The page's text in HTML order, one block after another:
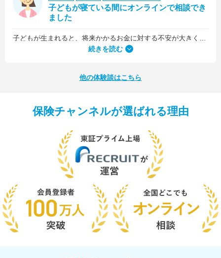
子どもが寝ている間にオンラインで相談でき
ました
何より、とても親身になって対応してくださって大満足。うちと同じように子どもの将来のお金のことで悩んでいる友人にも教えました。
続きを読む
他の体験談はこちら
保険チャンネルが選ばれる理由